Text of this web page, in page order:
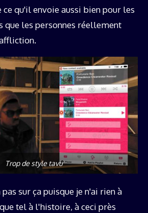
ce qu'il envoie aussi bien pour les
que les personnes réellement
Trop de style tavu
sur ça puisque je n'ai rien à
tel à l'histoire, à ceci près